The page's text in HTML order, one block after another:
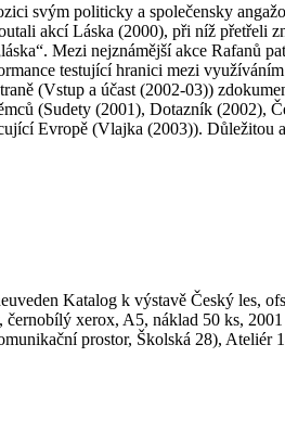
svým politicky a společensky
akcí Láska (2000), při níž
Mezi nejznámější akce Rafanů
testující hranici mezi
(Vstup a účast (2002-03))
(Sudety (2001), Dotazník (2002),
Evropě (Vlajka (2003)).
Katalog k výstavě Český les,
xerox, A5, náklad 50 ks,
prostor, Školská 28),